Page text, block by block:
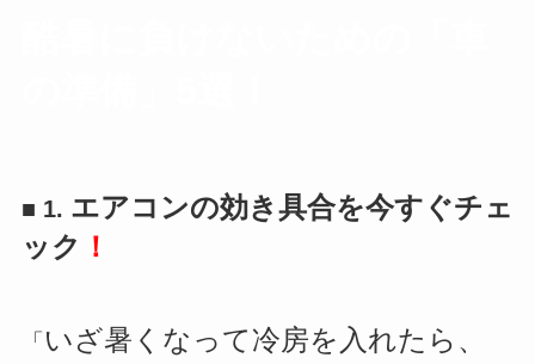
■ 1. エアコンの効き具合を今すぐチェ
ック ！
「いざ暑くなって冷房を入れたら、